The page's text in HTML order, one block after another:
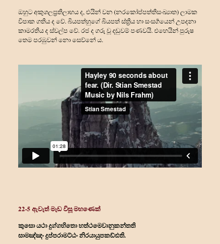
ඔහුට අකුශලප්‍රතිලාභය ද, එයින් වන (නරකෝප්පත්තිසංඛ්‍යාත) ලාමක
විපාක ගතිය ද වේ. බියපත්හුගේ බියපත් ස්ත්‍රිය හා සංසර්‍ගයෙන් උපදනා
කාමරතිය ද ස්වල්ප වේ. රජ ද ගරු වූ දඬුවම් පණවයි. එහෙයින් පුරුෂ
තෙම පරඹුවන් නො සෙව්නේ ය.
22-5 ඇවැත් මැඩ විසූ මහණෙක්
කුසො යථා දුග්ගහිතො හත්‍ථමෙවානුකන්තති
සාමඤ්ඤං දුප්පරාමට්ඨං නිරයායුපකඩ්ඪති.